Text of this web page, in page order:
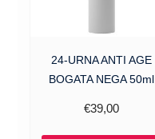
24-URNA ANTI AGE
BOGATA NEGA 50ml
€39,00